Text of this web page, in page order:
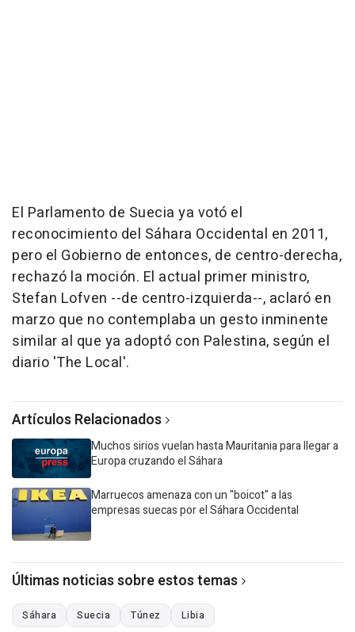
El Parlamento de Suecia ya votó el
reconocimiento del Sáhara Occidental en 2011,
pero el Gobierno de entonces, de centro-derecha,
rechazó la moción. El actual primer ministro,
Stefan Lofven --de centro-izquierda--, aclaró en
marzo que no contemplaba un gesto inminente
similar al que ya adoptó con Palestina, según el
diario 'The Local'.
Artículos Relacionados
Muchos sirios vuelan hasta Mauritania para llegar a
Europa cruzando el Sáhara
Marruecos amenaza con un "boicot" a las
empresas suecas por el Sáhara Occidental
Últimas noticias sobre estos temas
Sáhara Suecia Túnez Libia